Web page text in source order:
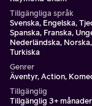
Tillgängliga språk
Svenska, Engelska,
Spanska, Franska,
Nederländska,
Turkiska
Genrer
Äventyr, Action,
Tillgänglig
Tillgänglig 3+ månader